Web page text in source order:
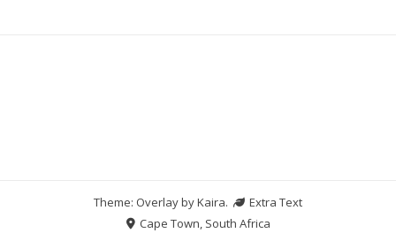
Theme: Overlay byKaira.
Extra Text
Cape Town, South Africa